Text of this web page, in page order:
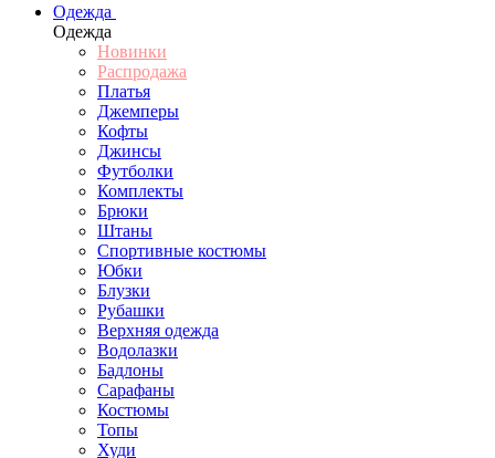
Одежда
Одежда
Новинки
Распродажа
Платья
Джемперы
Кофты
Джинсы
Футболки
Комплекты
Брюки
Штаны
Спортивные костюмы
Юбки
Блузки
Рубашки
Верхняя одежда
Водолазки
Бадлоны
Сарафаны
Костюмы
Топы
Худи